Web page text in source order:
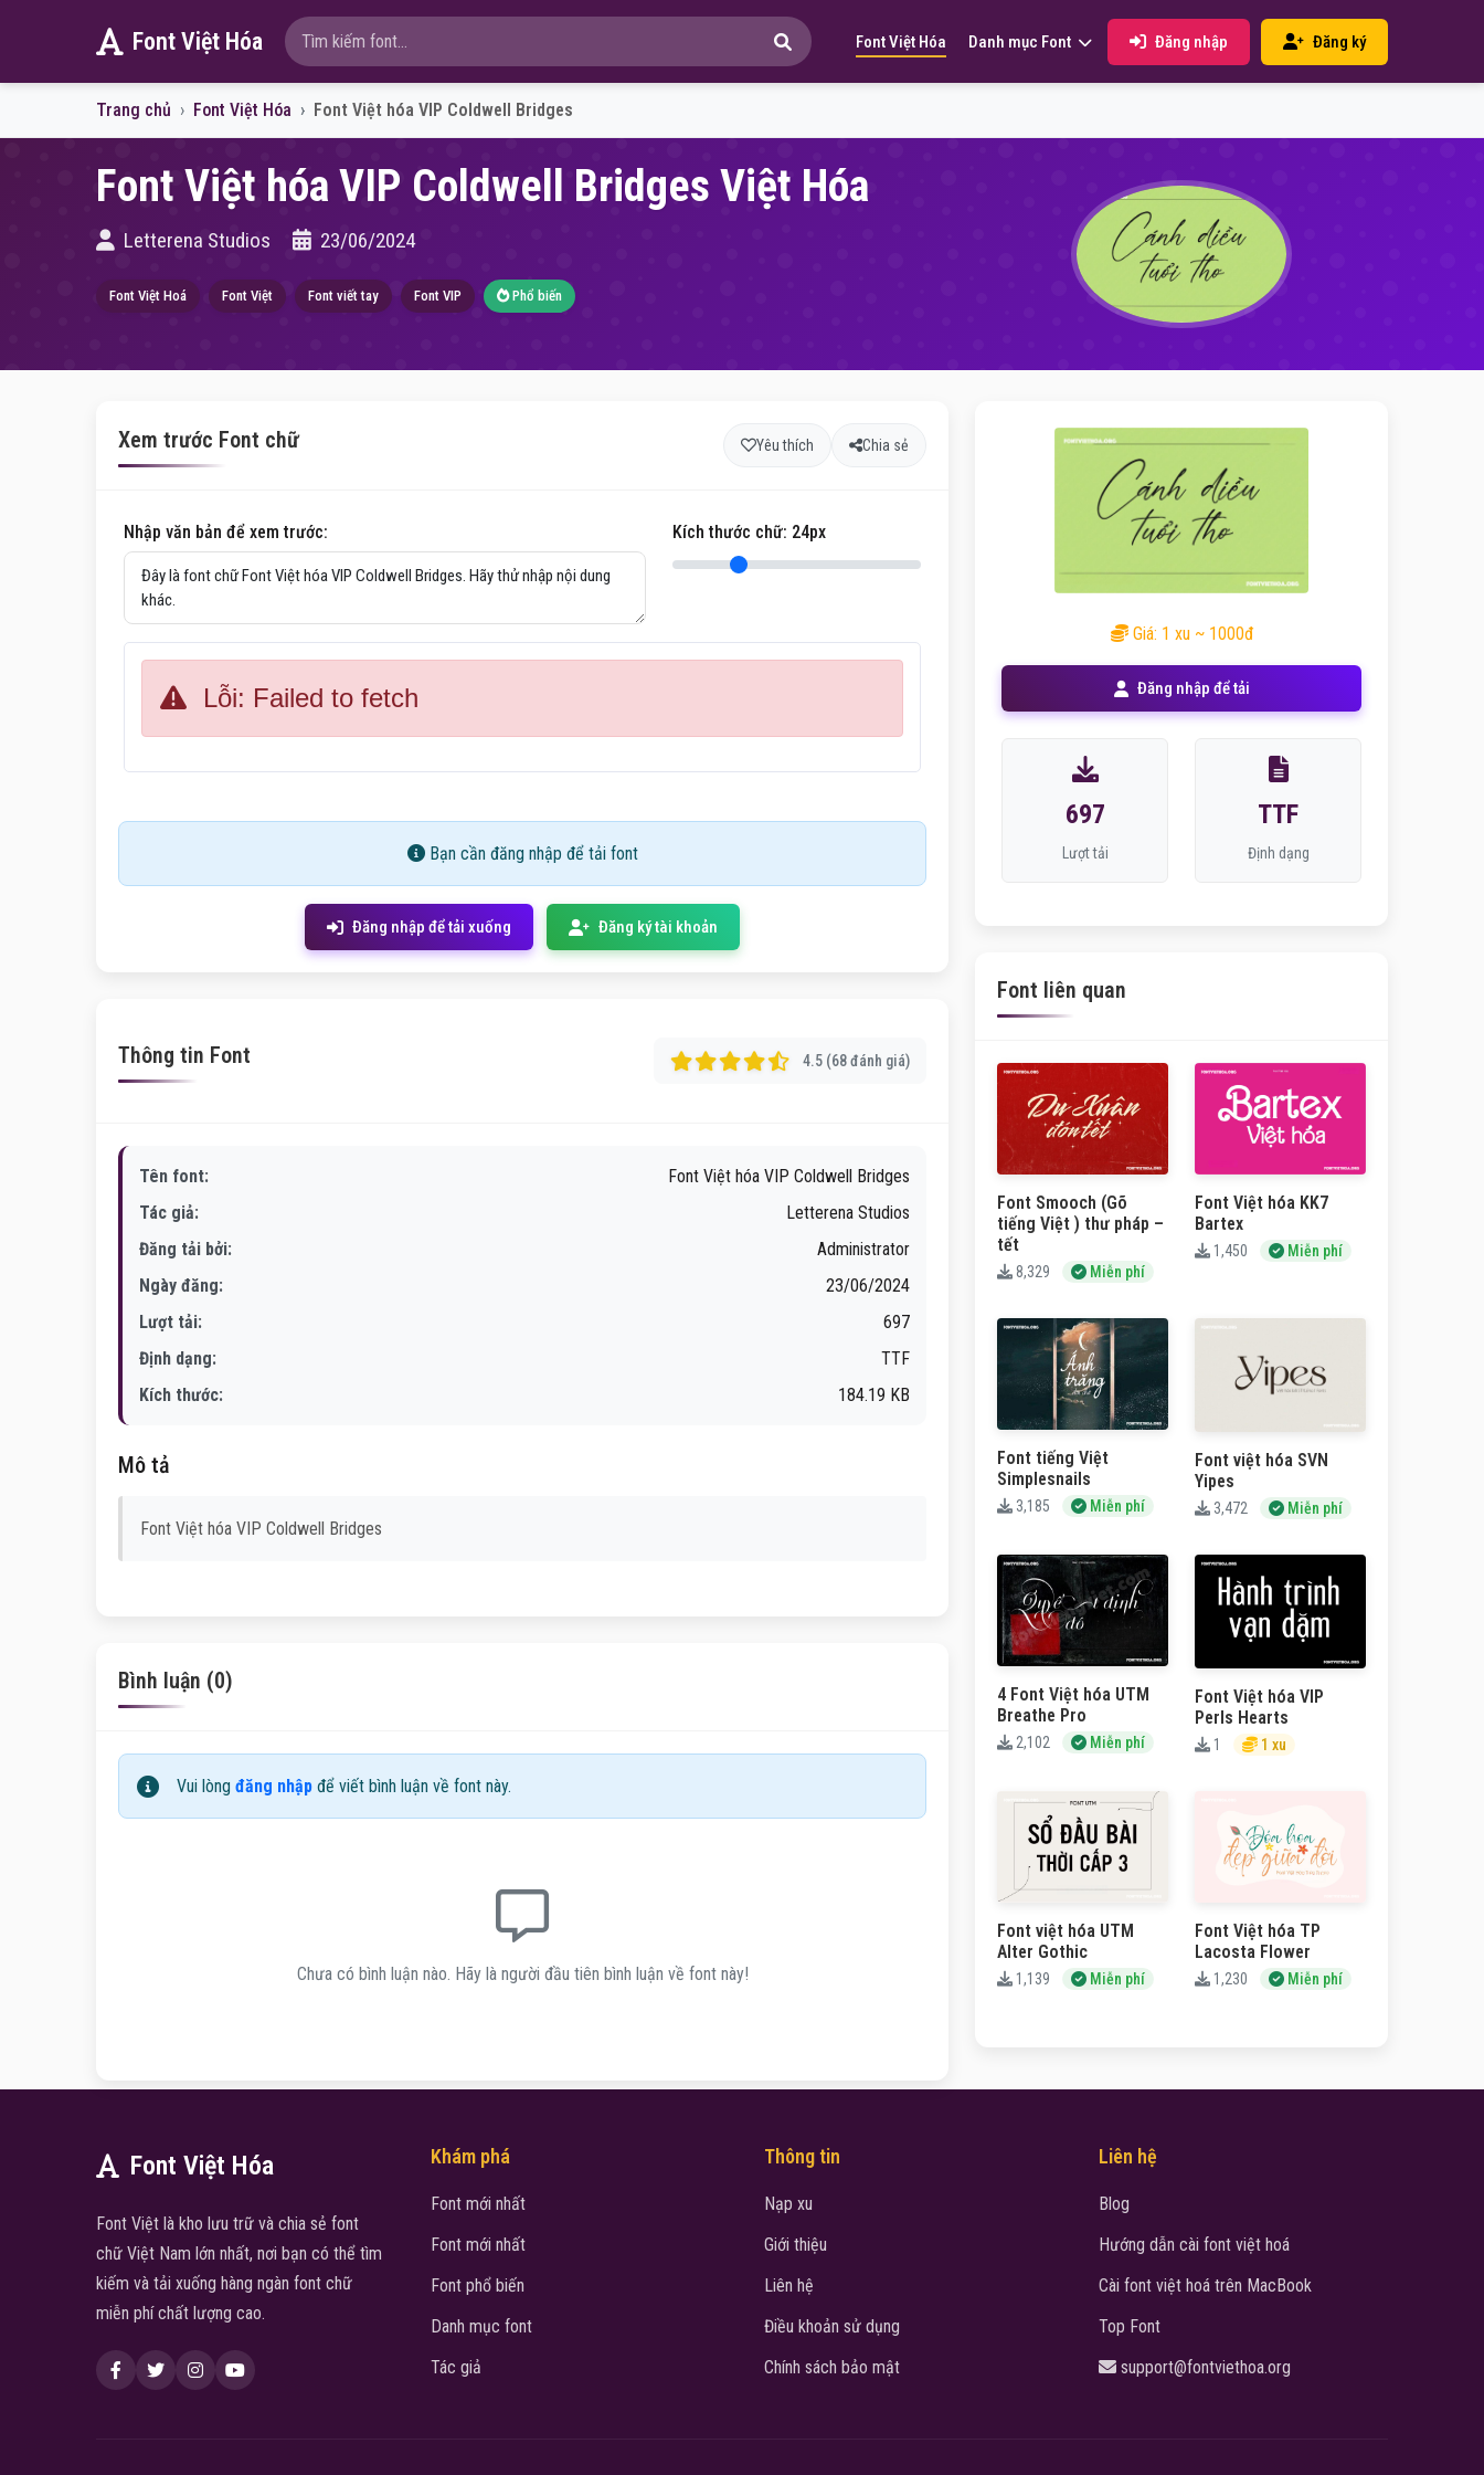
Font Việt Hóa Font Việt Hóa Danh mục Font Đăng nhập Đăng ký
Trang chủ Font Việt Hóa Font Việt hóa VIP Coldwell Bridges
Font Việt hóa VIP Coldwell Bridges Việt Hóa
Letterena Studios 23/06/2024
Font Việt Hoá Font Việt Font viết tay Font VIP Phổ biến
Xem trước Font chữ Yêu thích Chia sẻ
Nhập văn bản để xem trước: Kích thước chữ: 24px
Lỗi: Failed to fetch
Bạn cần đăng nhập để tải font
Đăng nhập để tải xuống Đăng ký tài khoản
Thông tin Font 4.5 (68 đánh giá)
Tên font:
Font Việt hóa VIP Coldwell Bridges
Tác giả:
Letterena Studios
Đăng tải bởi:
Administrator
Ngày đăng:
23/06/2024
Lượt tải:
697
Định dạng:
TTF
Kích thước:
184.19 KB
Mô tả
Font Việt hóa VIP Coldwell Bridges
Bình luận (0)
Vui lòng đăng nhập để viết bình luận về font này.
Chưa có bình luận nào. Hãy là người đầu tiên bình luận về font này!
Giá: 1 xu ~ 1000đ
Đăng nhập để tải
697
Lượt tải
TTF
Định dạng
Font liên quan
Font Smooch (Gõ
tiếng Việt ) thư pháp –
tết
8,329 Miễn phí
Font Việt hóa KK7
Bartex
1,450 Miễn phí
Font tiếng Việt
Simplesnails
3,185 Miễn phí
Font việt hóa SVN
Yipes
3,472 Miễn phí
4 Font Việt hóa UTM
Breathe Pro
2,102 Miễn phí
Font Việt hóa VIP
Perls Hearts
1 1 xu
Font việt hóa UTM
Alter Gothic
1,139 Miễn phí
Font Việt hóa TP
Lacosta Flower
1,230 Miễn phí
Font Việt Hóa
Font Việt là kho lưu trữ và chia sẻ font
chữ Việt Nam lớn nhất, nơi bạn có thể tìm
kiếm và tải xuống hàng ngàn font chữ
miễn phí chất lượng cao.
Khám phá
Font mới nhất
Font mới nhất
Font phổ biến
Danh mục font
Tác giả
Thông tin
Nạp xu
Giới thiệu
Liên hệ
Điều khoản sử dụng
Chính sách bảo mật
Liên hệ
Blog
Hướng dẫn cài font việt hoá
Cài font việt hoá trên MacBook
Top Font
support@fontviethoa.org